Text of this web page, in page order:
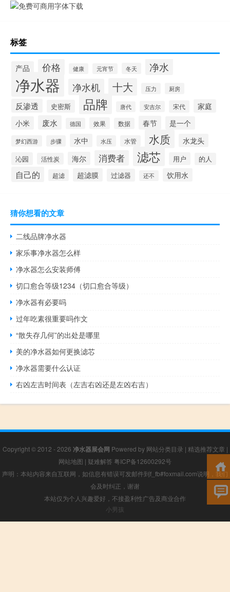
标签
产品 价格 健康 元宵节 冬天 净水
净水器 净水机 十大 压力 厨房
反渗透 史密斯 品牌 唐代 安吉尔 宋代
家庭
小米
废水 德国 效果 数据 春节 是一个
梦幻西游 步骤 水中 水压 水管 水质 水龙头
沁园 活性炭 海尔 消费者 滤芯 用户 的人
自己的 超滤 超滤膜 过滤器 还不 饮用水
猜你想看的文章
二线品牌净水器
家乐事净水器怎么样
净水器怎么安装师傅
切口愈合等级1234（切口愈合等级）
净水器有必要吗
过年吃素很重要吗作文
“散失存几何”的出处是哪里
美的净水器如何更换滤芯
净水器需要什么认证
右凶左吉时间表（左吉右凶还是左凶右吉）
Copyright © 2012 - 2026 净水器展会网 Powered by 网站分类目录 | 精选推荐文章 |
网站地图 | 疑难解答 粤ICP备12600292号
声明：本站内容来自互联网，如信息有错误可发邮件到f_fb#foxmail.com说明，我们
会及时纠正，谢谢
本站仅为个人兴趣爱好，不接盈利性广告及商业合作
小男孩